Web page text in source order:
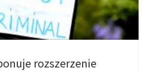
rozszerzenie